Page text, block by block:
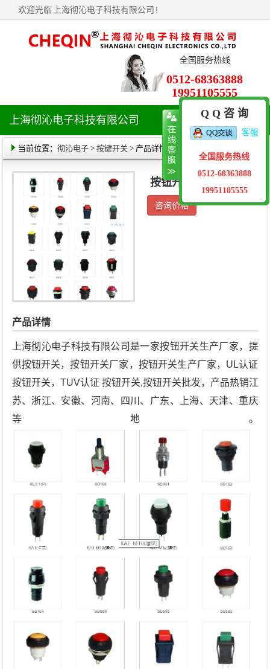
欢迎光临 上海彻沁电子科技有限公司 !
全国服务热线
0512-68363888
19951105555
航
单
上海彻沁电子科技有限公司
当前位置： 彻沁电子> 按键开关> 产品详情
按钮开关选型
咨询价格
产品详情
上海彻沁电子科技有限公司是一家按钮开关生产厂家，提
供按钮开关，按钮开关厂家，按钮开关生产厂家，UL认证
按钮开关，TUV认证 按钮开关,按钮开关批发，产品热销江
苏、浙江、安徽、河南、四川、广东、上海、天津、重庆
等地。
Q Q 咨 询
客服
全国服务热线
0512-68363888
19951105555